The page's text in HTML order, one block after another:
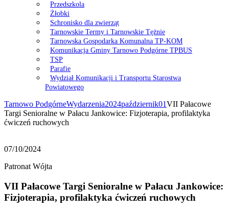
Przedszkola
Żłobki
Schronisko dla zwierząt
Tarnowskie Termy i Tarnowskie Tężnie
Tarnowska Gospodarka Komunalna TP-KOM
Komunikacja Gminy Tarnowo Podgórne TPBUS
TSP
Parafie
Wydział Komunikacji i Transportu Starostwa
Powiatowego
Tarnowo PodgórneWydarzenia2024październik01VII Pałacowe
Targi Senioralne w Pałacu Jankowice: Fizjoterapia, profilaktyka
ćwiczeń ruchowych
07/10/2024
Patronat Wójta
VII Pałacowe Targi Senioralne w Pałacu Jankowice:
Fizjoterapia, profilaktyka ćwiczeń ruchowych